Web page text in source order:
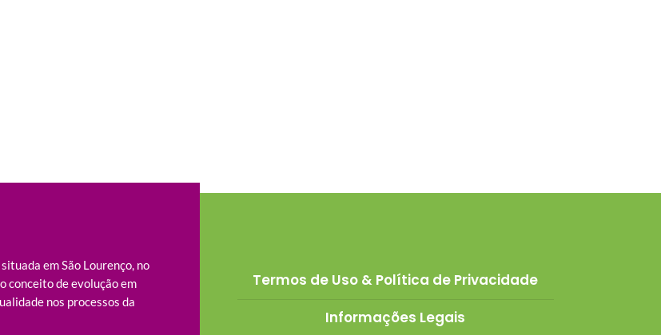
em São Lourenço, no
conceito de evolução em
nos processos da
Termos de Uso & Política de Privacidade
Informações Legais